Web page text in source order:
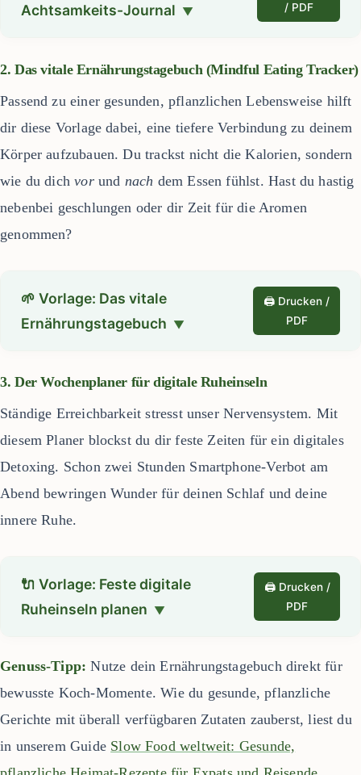
Achtsamkeits-Journal
/ PDF
2. Das vitale Ernährungstagebuch (Mindful Eating Tracker)
Passend zu einer gesunden, pflanzlichen Lebensweise hilft
dir diese Vorlage dabei, eine tiefere Verbindung zu deinem
Körper aufzubauen. Du trackst nicht die Kalorien, sondern
wie du dichvorund nach dem Essen fühlst. Hast du hastig
nebenbei geschlungen oder dir Zeit für die Aromen
genommen?
🌱 Vorlage: Das vitale
Ernährungstagebuch
🖨️ Drucken /
PDF
3. Der Wochenplaner für digitale Ruheinseln
Ständige Erreichbarkeit stresst unser Nervensystem. Mit
diesem Planer blockst du dir feste Zeiten für ein digitales
Detoxing. Schon zwei Stunden Smartphone-Verbot am
Abend bewringen Wunder für deinen Schlaf und deine
innere Ruhe.
🔌 Vorlage: Feste digitale
Ruheinseln planen
🖨️ Drucken /
PDF
Genuss-Tipp: Nutze dein Ernährungstagebuch direkt für
bewusste Koch-Momente. Wie du gesunde, pflanzliche
Gerichte mit überall verfügbaren Zutaten zauberst, liest du
in unserem Guide Slow Food weltweit: Gesunde,